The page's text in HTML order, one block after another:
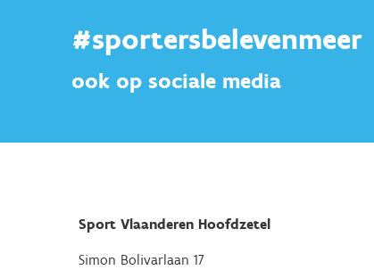
#sportersbelevenmeer
ook op sociale media
Sport Vlaanderen Hoofdzetel
Simon Bolivarlaan 17